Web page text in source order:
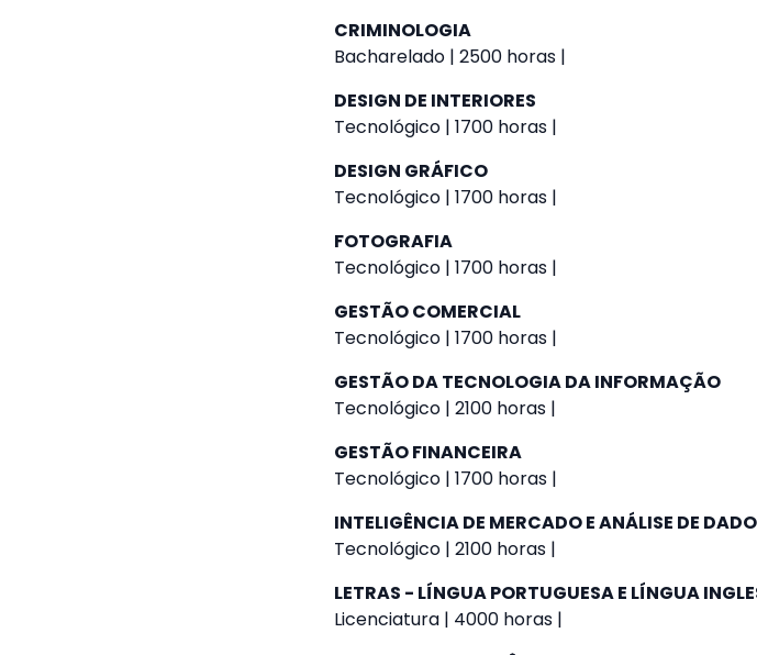
CRIMINOLOGIA
Bacharelado | 2500 horas |
DESIGN DE INTERIORES
Tecnológico | 1700 horas |
DESIGN GRÁFICO
Tecnológico | 1700 horas |
FOTOGRAFIA
Tecnológico | 1700 horas |
GESTÃO COMERCIAL
Tecnológico | 1700 horas |
GESTÃO DA TECNOLOGIA DA INFORMAÇÃO
Tecnológico | 2100 horas |
GESTÃO FINANCEIRA
Tecnológico | 1700 horas |
INTELIGÊNCIA DE MERCADO E ANÁLISE DE
Tecnológico | 2100 horas |
LETRAS - LÍNGUA PORTUGUESA E LÍNGUA
Licenciatura | 4000 horas |